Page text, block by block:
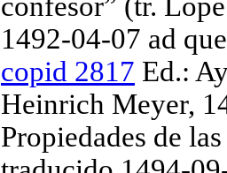
1492-04-07 ad
copid 2817 Ed.:
Heinrich Meyer,
Propiedades de